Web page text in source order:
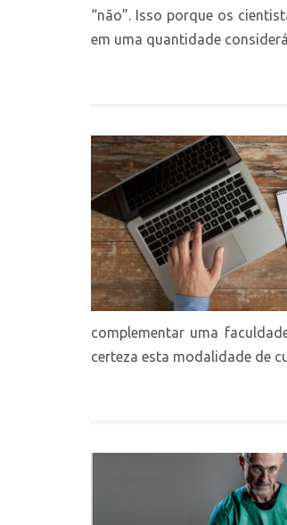
“não”. Isso porque os
em uma quantidade
complementar uma
certeza esta modalidade de